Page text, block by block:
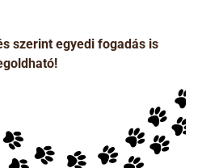
szerint egyedi fogadás is